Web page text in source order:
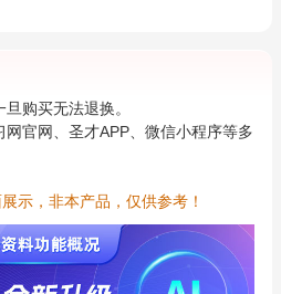
购买无法退换。
官网、圣才APP、微信小程序等多
示，非本产品，仅供参考！